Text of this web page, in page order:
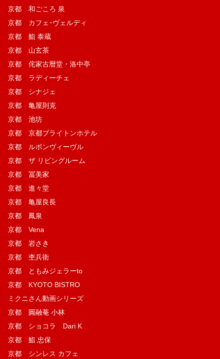
京都 和ごころ 泉
京都 カフェ･ヴェルディ
京都 鮨 泰蔵
京都 山玄茶
京都 侘家古暦堂・洛中亭
京都 ラディーチェ
京都 シナジェ
京都 亀屋則克
京都 池坊
京都 京都ブライトンホテル
京都 ルボンヴィーヴル
京都 ザ リビングルーム
京都 冨美家
京都 進々堂
京都 亀屋良長
京都 鳳泉
京都 Vena
京都 岩さき
京都 杢兵衛
京都 ともみジェラーto
京都 KYOTO BISTRO
ミクニさん動画シリーズ
京都 圓融菴 小林
京都 ショコラ Dari K
京都 鮨 忠保
京都 シンレス カフェ